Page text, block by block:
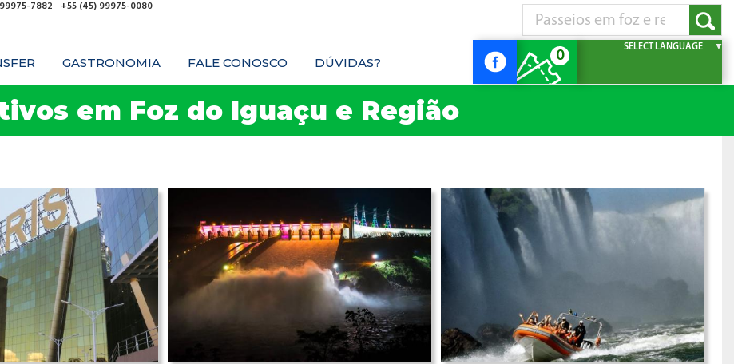
7882 +55 (45) 99975-0080
GASTRONOMIA FALE CONOSCO DÚVIDAS?
SELECT LANGUAGE ▼
0
em Foz do Iguaçu e Região